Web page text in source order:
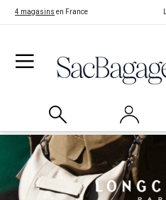
4 magasins en France